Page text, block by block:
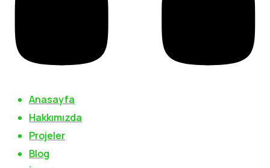
Anasayfa
Hakkımızda
Projeler
Blog